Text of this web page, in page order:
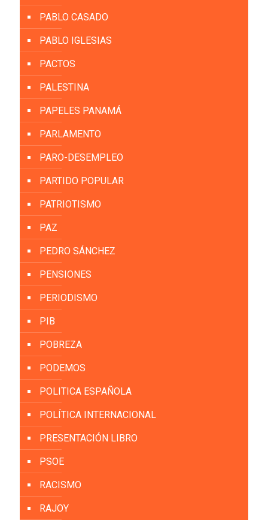
PABLO CASADO
PABLO IGLESIAS
PACTOS
PALESTINA
PAPELES PANAMÁ
PARLAMENTO
PARO-DESEMPLEO
PARTIDO POPULAR
PATRIOTISMO
PAZ
PEDRO SÁNCHEZ
PENSIONES
PERIODISMO
PIB
POBREZA
PODEMOS
POLITICA ESPAÑOLA
POLÍTICA INTERNACIONAL
PRESENTACIÓN LIBRO
PSOE
RACISMO
RAJOY